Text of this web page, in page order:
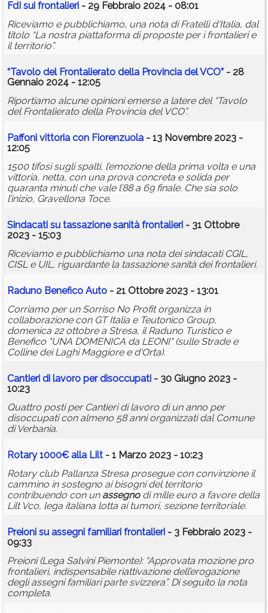
FdI sui frontalieri - 29 Febbraio 2024 - 08:01
Riceviamo e pubblichiamo, una nota di Fratelli d'Italia, dal
titolo “La nostra piattaforma di proposte per i frontalieri e
il territorio”.
“Tavolo del Frontalierato della Provincia del VCO” - 28
Gennaio 2024 - 12:05
Riportiamo alcune opinioni emerse a latere del “Tavolo
del Frontalierato della Provincia del VCO”.
Paffoni vittoria con Fiorenzuola - 13 Novembre 2023 -
12:05
1500 tifosi sugli spalti, l’emozione della prima volta e una
vittoria, netta, con una prova concreta e solida per
quaranta minuti che vale l’88 a 69 finale. Che sia solo
l’inizio, Gravellona Toce.
Sindacati su tassazione sanità frontalieri - 31 Ottobre
2023 - 15:03
Riceviamo e pubblichiamo una nota dei sindacati CGIL,
CISL e UIL, riguardante la tassazione sanità dei frontalieri.
Raduno Benefico Auto - 21 Ottobre 2023 - 13:01
Corriamo per un Sorriso No Profit organizza in
collaborazione con GT Italia e Teutonico Group,
domenica 22 ottobre a Stresa, il Raduno Turistico e
Benefico "UNA DOMENICA da LEONI" (sulle Strade e
Colline dei Laghi Maggiore e d'Orta).
Cantieri di lavoro per disoccupati - 30 Giugno 2023 -
10:23
Quattro posti per Cantieri di lavoro di un anno per
disoccupati con almeno 58 anni organizzati dal Comune
di Verbania.
Rotary 1000€ alla Lilt - 1 Marzo 2023 - 10:23
Rotary club Pallanza Stresa prosegue con convinzione il
cammino in sostegno ai bisogni del territorio
contribuendo con un assegnodi mille euro a favore della
Lilt Vco, lega italiana lotta ai tumori, sezione territoriale.
Preioni su assegni familiari frontalieri - 3 Febbraio 2023 -
09:33
Preioni (Lega Salvini Piemonte): “Approvata mozione pro
frontalieri, indispensabile riattivazione dell’erogazione
degli assegni familiari parte svizzera”. Di seguito la nota
completa.